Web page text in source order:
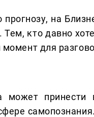
прогнозу, на
Тем, кто давно
для
принести